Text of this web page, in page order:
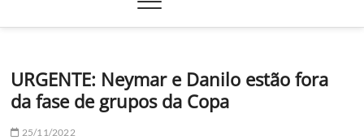
URGENTE: Neymar e Danilo estão fora
da fase de grupos da Copa
25/11/2022